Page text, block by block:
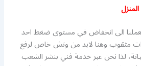
لعملنا الى انخفاض في مستوى ضغط احد
مثقوب وهنا لابد من ونش خاص لرفع
لذا نحن عبر خدمة فني بنشر الشعب